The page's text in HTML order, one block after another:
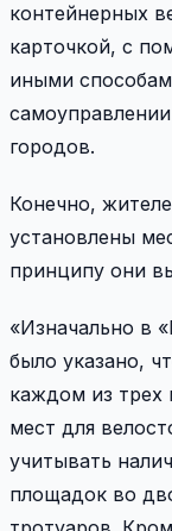
контейнерных
карточкой, с
иными
городов.
Конечно,
установлены
принципу они
«Изначально в
было указано,
каждом из трех
мест для
учитывать
площадок во